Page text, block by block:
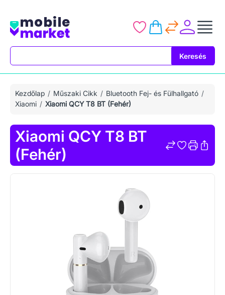
Keresés
Kezdőlap Műszaki Cikk
Bluetooth Fej- és Fülhallgató
Xiaomi
Xiaomi QCY T8 BT (Fehér)
Xiaomi QCY T8 BT
(Fehér)